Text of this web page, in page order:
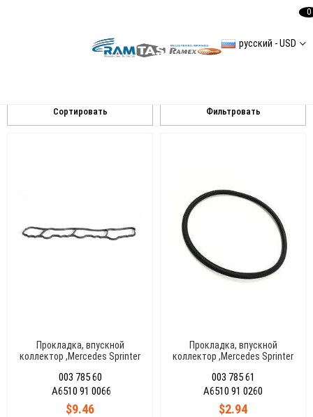
русский - USD
0
Фильтровать
Сортировать
Прокладка, впускной
коллектор ,Mercedes Sprinter
003 785 60
$9.46
A6510 91 0066
Прокладка, впускной
коллектор ,Mercedes Sprinter
003 785 61
$2.94
A6510 91 0260